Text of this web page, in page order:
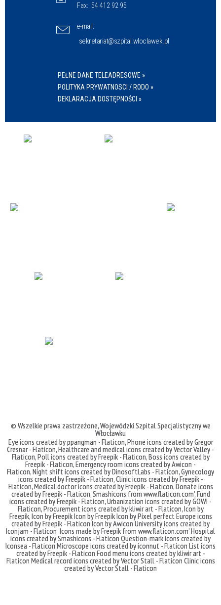
Fax: 54 412 92 95
e-mail:
sekretariat@szpital.wloclawek.pl
PEŁNE DANE TELEADRESOWE »
POLITYKA PRYWATNOSCI / RODO »
DEKLARACJA DOSTĘPNOŚCI »
© Wszelkie prawa zastrzeżone,Wojewódzki Szpital Specjalistyczny we
Włocławku
Eye icons created by ppangman - Flaticon,Phone icons created by Gregor
Cresnar - Flaticon,Healthcare and medical icons created by Vector Valley -
Flaticon,Poll icons created by Freepik - Flaticon,Boss icons created by
Freepik - Flaticon,Emergency room icons created by Awicon -
Flaticon,Night shift icons created by DinosoftLabs - Flaticon,Gynecology
icons created by Freepik - Flaticon,Clinic icons created by Freepik -
Flaticon,Medical doctor icons created by Freepik - Flaticon,Donate icons
created by Freepik - Flaticon,Smashicons from www.flaticon.com',Fund
icons created by Freepik - Flaticon,Urbanization icons created by GOWI -
Flaticon,Procurement icons created by kliwir art - Flaticon,Icon by
Freepik,Icon by FreepikIcon by FreepikIcon by Pixel perfectEurope icons
created by Freepik - Flaticon Icon by Awicon University icons created by
Iconjam - Flaticon Icons made byFreepik from www.flaticon.com'Hospital
icons created by Smashicons - Flaticon Question-mark icons created by
Iconsea - Flaticon Microscope icons created by iconnut - Flaticon List icons
created by Freepik - Flaticon Food menu icons created by kliwir art -
Flaticon Medical record icons created by Vector Stall - Flaticon Clinic icons
created by Vector Stall - Flaticon